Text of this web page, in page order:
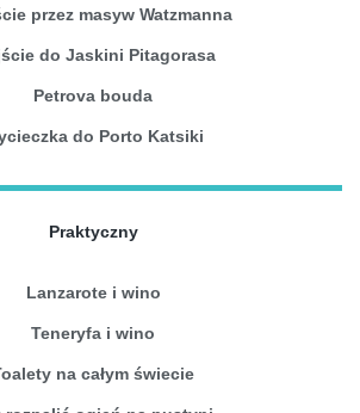
przez masyw Watzmanna
do Jaskini Pitagorasa
Petrova bouda
do Porto Katsiki
Praktyczny
Lanzarote i wino
Teneryfa i wino
na całym świecie